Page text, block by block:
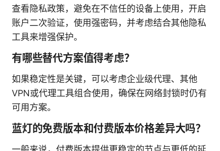
查看隐私政策，避免在不信任的设备上使用，开启
账户二次验证，使用强密码，并考虑结合其他隐私
工具来增强保护。
有哪些替代方案值得考虑？
如果稳定性是关键，可以考虑企业级代理、其他
VPN或代理工具组合使用，确保在网络封锁时仍有
可用方案。
蓝灯的免费版本和付费版本价格差异大吗？